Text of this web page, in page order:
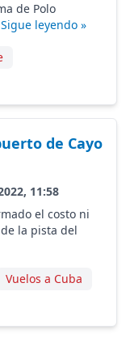
de Polo
Sigue leyendo »
de Cayo
11:58
el costo ni
la pista del
Vuelos a Cuba